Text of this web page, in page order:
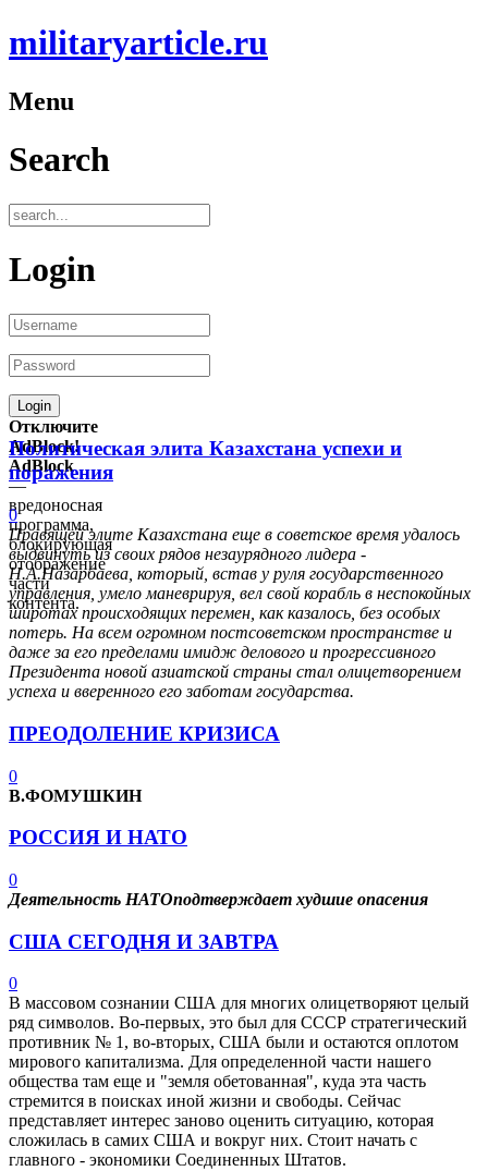
militaryarticle.ru
Menu
Search
Login
Отключите
AdBlock!
AdBlock
—
вредоносная
программа,
блокирующая
отображение
части
контента.
Политическая элита Казахстана успехи и
поражения
0
Правящей элите Казахстана еще в советское время удалось
выдвинуть из своих рядов незаурядного лидера -
Н.А.Назарбаева, который, встав у руля государственного
управления, умело маневрируя, вел свой корабль в неспокойных
широтах происходящих перемен, как казалось, без особых
потерь. На всем огромном постсоветском пространстве и
даже за его пределами имидж делового и прогрессивного
Президента новой азиатской страны стал олицетворением
успеха и вверенного его заботам государства.
ПРЕОДОЛЕНИЕ КРИЗИСА
0
В.ФОМУШКИН
РОССИЯ И НАТО
0
Деятельность НАТОподтверждает худшие опасения
США СЕГОДНЯ И ЗАВТРА
0
В массовом сознании США для многих олицетворяют целый
ряд символов. Во-первых, это был для СССР стратегический
противник № 1, во-вторых, США были и остаются оплотом
мирового капитализма. Для определенной части нашего
общества там еще и "земля обетованная", куда эта часть
стремится в поисках иной жизни и свободы. Сейчас
представляет интерес заново оценить ситуацию, которая
сложилась в самих США и вокруг них. Стоит начать с
главного - экономики Соединенных Штатов.